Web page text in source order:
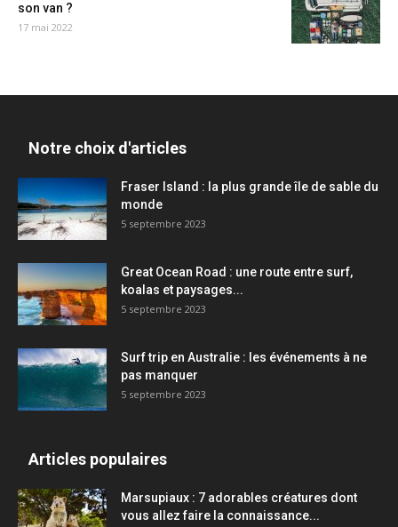
son van ?
17 mai 2022
Notre choix d'articles
Fraser Island : la plus grande île de sable du
monde
5 septembre 2023
Great Ocean Road : une route entre surf,
koalas et paysages...
5 septembre 2023
Surf trip en Australie : les événements à ne
pas manquer
5 septembre 2023
Articles populaires
Marsupiaux : 7 adorables créatures dont
vous allez faire la connaissance...